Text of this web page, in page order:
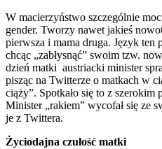
W macierzyństwo szczególnie
gender. Tworzy nawet jakieś
pierwsza i mama druga. Język
chcąc „zabłysnąć” swoim tzw.
dzień matki austriacki minister
pisząc na Twitterze o matkach w
ciąży”. Spotkało się to z szerokim
Minister „rakiem” wycofał się ze
je z Twittera.
Życiodajna czułość matki